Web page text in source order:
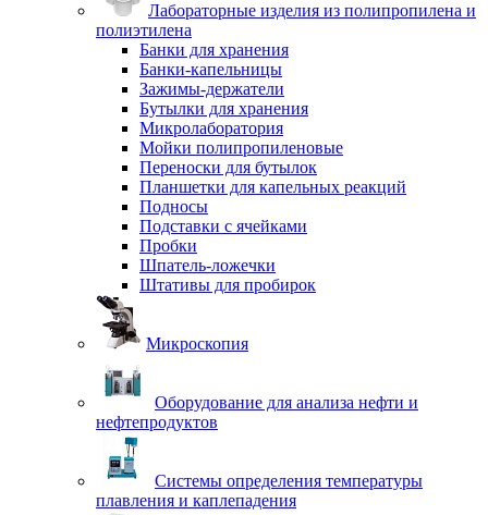
Лабораторные изделия из полипропилена и
полиэтилена
Банки для хранения
Банки-капельницы
Зажимы-держатели
Бутылки для хранения
Микролаборатория
Мойки полипропиленовые
Переноски для бутылок
Планшетки для капельных реакций
Подносы
Подставки с ячейками
Пробки
Шпатель-ложечки
Штативы для пробирок
Микроскопия
Оборудование для анализа нефти и
нефтепродуктов
Системы определения температуры
плавления и каплепадения